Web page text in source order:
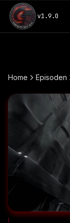
v1.9.0
Home Episoden